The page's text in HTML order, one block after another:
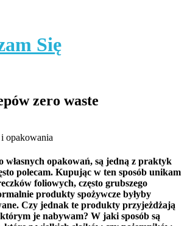
zero waste
własnych opakowań, są jedną z praktyk
polecam. Kupując w ten sposób unikam
foliowych, często grubszego
produkty spożywcze byłyby
Czy jednak te produkty przyjeżdżają
je nabywam? W jaki sposób są